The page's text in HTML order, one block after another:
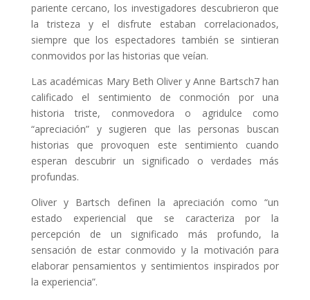
pariente cercano, los investigadores descubrieron que
la tristeza y el disfrute estaban correlacionados,
siempre que los espectadores también se sintieran
conmovidos por las historias que veían.
Las académicas Mary Beth Oliver y Anne Bartsch7 han
calificado el sentimiento de conmoción por una
historia triste, conmovedora o agridulce como
“apreciación” y sugieren que las personas buscan
historias que provoquen este sentimiento cuando
esperan descubrir un significado o verdades más
profundas.
Oliver y Bartsch definen la apreciación como “un
estado experiencial que se caracteriza por la
percepción de un significado más profundo, la
sensación de estar conmovido y la motivación para
elaborar pensamientos y sentimientos inspirados por
la experiencia”.